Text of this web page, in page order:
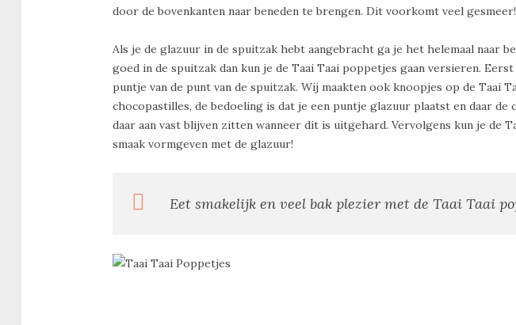
door de bovenkanten naar beneden te brengen. Dit voorkomt veel
Als je de glazuur in de spuitzak hebt aangebracht ga je het helemaal naar
goed in de spuitzak dan kun je de Taai Taai poppetjes gaan versieren.
puntje van de punt van de spuitzak. Wij maakten ook knoopjes op de Taai
chocopastilles, de bedoeling is dat je een puntje glazuur plaatst en daar
daar aan vast blijven zitten wanneer dit is uitgehard. Vervolgens kun je de
smaak vormgeven met de glazuur!
Eet smakelijk en veel bak plezier met de Taai Taai